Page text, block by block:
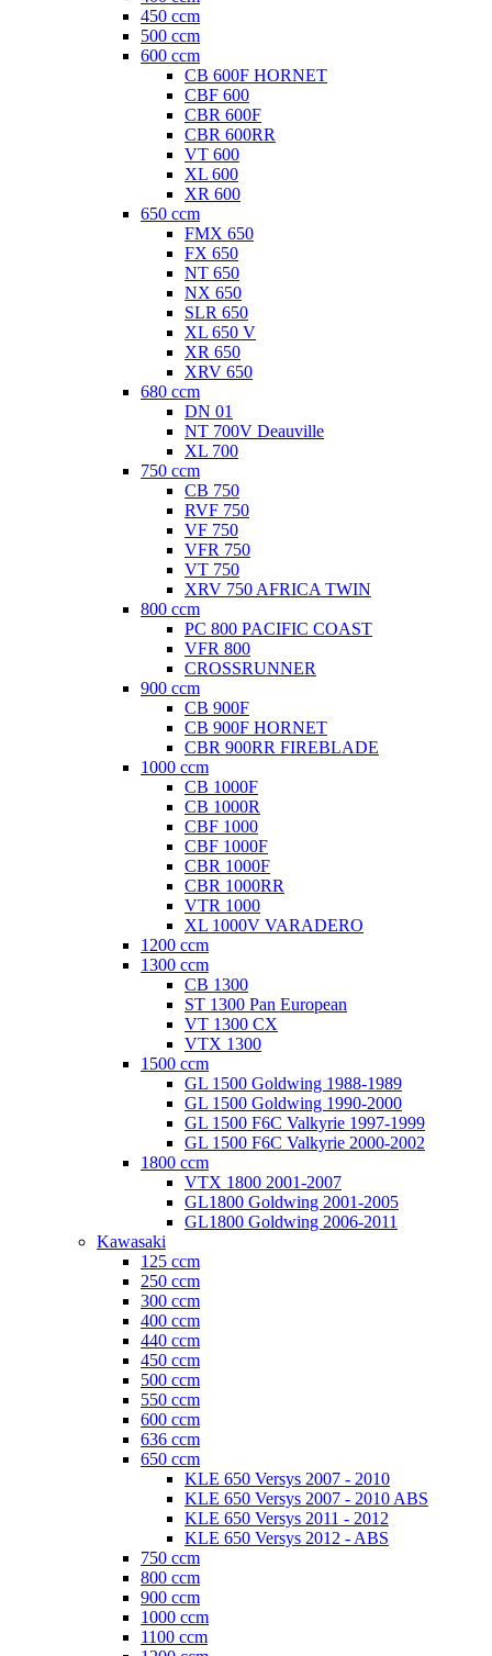
450 ccm
500 ccm
600 ccm
CB 600F HORNET
CBF 600
CBR 600F
CBR 600RR
VT 600
XL 600
XR 600
650 ccm
FMX 650
FX 650
NT 650
NX 650
SLR 650
XL 650 V
XR 650
XRV 650
680 ccm
DN 01
NT 700V Deauville
XL 700
750 ccm
CB 750
RVF 750
VF 750
VFR 750
VT 750
XRV 750 AFRICA TWIN
800 ccm
PC 800 PACIFIC COAST
VFR 800
CROSSRUNNER
900 ccm
CB 900F
CB 900F HORNET
CBR 900RR FIREBLADE
1000 ccm
CB 1000F
CB 1000R
CBF 1000
CBF 1000F
CBR 1000F
CBR 1000RR
VTR 1000
XL 1000V VARADERO
1200 ccm
1300 ccm
CB 1300
ST 1300 Pan European
VT 1300 CX
VTX 1300
1500 ccm
GL 1500 Goldwing 1988-1989
GL 1500 Goldwing 1990-2000
GL 1500 F6C Valkyrie 1997-1999
GL 1500 F6C Valkyrie 2000-2002
1800 ccm
VTX 1800 2001-2007
GL1800 Goldwing 2001-2005
GL1800 Goldwing 2006-2011
Kawasaki
125 ccm
250 ccm
300 ccm
400 ccm
440 ccm
450 ccm
500 ccm
550 ccm
600 ccm
636 ccm
650 ccm
KLE 650 Versys 2007 - 2010
KLE 650 Versys 2007 - 2010 ABS
KLE 650 Versys 2011 - 2012
KLE 650 Versys 2012 - ABS
750 ccm
800 ccm
900 ccm
1000 ccm
1100 ccm